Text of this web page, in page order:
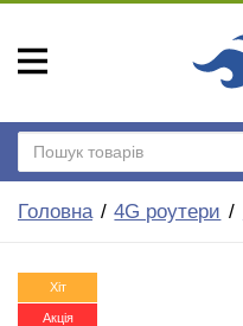
Головна 4G роутери
Хіт
Акція